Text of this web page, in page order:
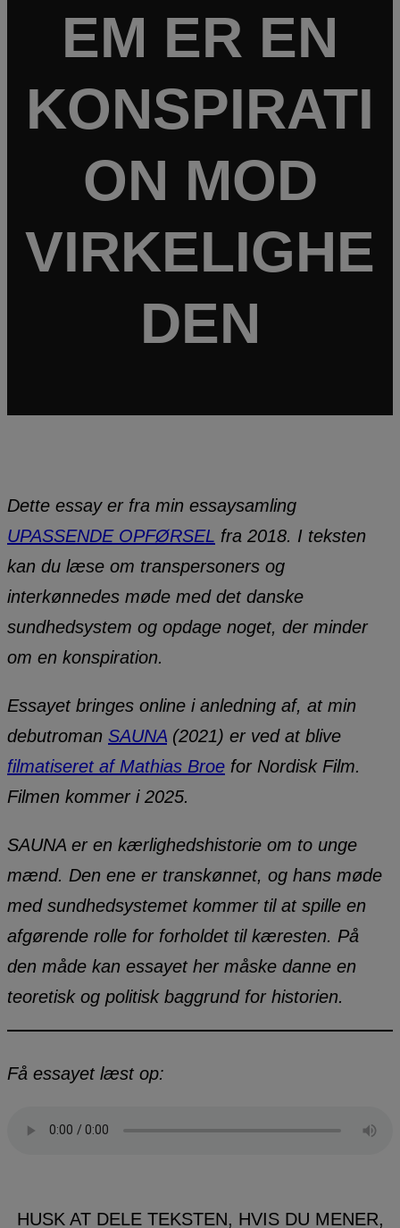
EM ER EN
KONSPIRATI
ON MOD
VIRKELIGHE
DEN
Dette essay er fra min essaysamling
UPASSENDE OPFØRSEL fra 2018. I teksten
kan du læse om transpersoners og
interkønnedes møde med det danske
sundhedsystem og opdage noget, der minder
om en konspiration.
Essayet bringes online i anledning af, at min
debutroman SAUNA (2021) er ved at blive
filmatiseret af Mathias Broe for Nordisk Film.
Filmen kommer i 2025.
SAUNA er en kærlighedshistorie om to unge
mænd. Den ene er transkønnet, og hans møde
med sundhedsystemet kommer til at spille en
afgørende rolle for forholdet til kæresten. På
den måde kan essayet her måske danne en
teoretisk og politisk baggrund for historien.
Få essayet læst op:
HUSK AT DELE TEKSTEN, HVIS DU MENER,